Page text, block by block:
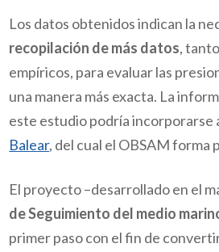
Los datos obtenidos indican la
recopilación de más datos,
empíricos, para evaluar las
una manera más exacta. La
este estudio podría incorporarse
Balear, del cual el OBSAM forma
El proyecto –desarrollado en el
de Seguimiento del medio
primer paso con el fin de